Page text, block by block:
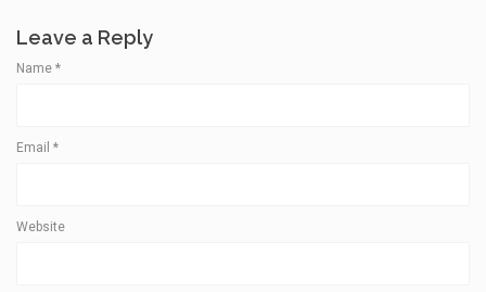
Leave a Reply
Name *
Email *
Website